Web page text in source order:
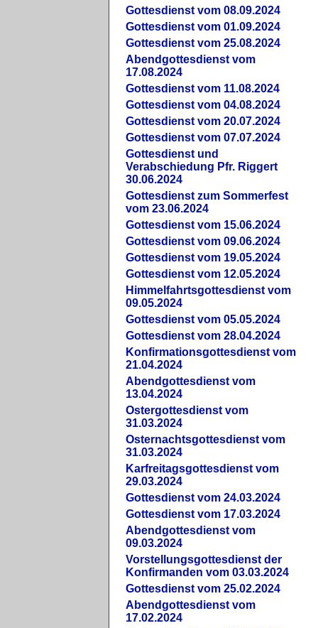
Gottesdienst vom 08.09.2024
Gottesdienst vom 01.09.2024
Gottesdienst vom 25.08.2024
Abendgottesdienst vom
17.08.2024
Gottesdienst vom 11.08.2024
Gottesdienst vom 04.08.2024
Gottesdienst vom 20.07.2024
Gottesdienst vom 07.07.2024
Gottesdienst und
Verabschiedung Pfr. Riggert
30.06.2024
Gottesdienst zum Sommerfest
vom 23.06.2024
Gottesdienst vom 15.06.2024
Gottesdienst vom 09.06.2024
Gottesdienst vom 19.05.2024
Gottesdienst vom 12.05.2024
Himmelfahrtsgottesdienst vom
09.05.2024
Gottesdienst vom 05.05.2024
Gottesdienst vom 28.04.2024
Konfirmationsgottesdienst vom
21.04.2024
Abendgottesdienst vom
13.04.2024
Ostergottesdienst vom
31.03.2024
Osternachtsgottesdienst vom
31.03.2024
Karfreitagsgottesdienst vom
29.03.2024
Gottesdienst vom 24.03.2024
Gottesdienst vom 17.03.2024
Abendgottesdienst vom
09.03.2024
Vorstellungsgottesdienst der
Konfirmanden vom 03.03.2024
Gottesdienst vom 25.02.2024
Abendgottesdienst vom
17.02.2024